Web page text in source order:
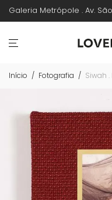
Galeria Metrópole . Av.
Início / Fotografia / Siwah